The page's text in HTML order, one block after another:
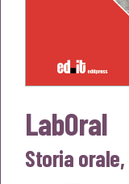
LabOral
Storia